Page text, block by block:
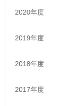
2020年度
2019年度
2018年度
2017年度